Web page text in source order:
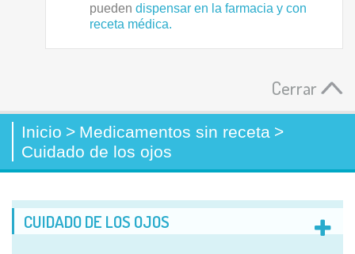
pueden dispensar en la farmacia y con
receta médica.
Cerrar
Inicio > Medicamentos sin receta >
Cuidado de los ojos
CUIDADO DE LOS OJOS